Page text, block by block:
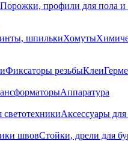
Порожки, профили для пола и
шпилькиХомуты
Фиксаторы резьбыКлеи
Аппаратура
светотехникиАксессуары
швовСтойки, дрели для